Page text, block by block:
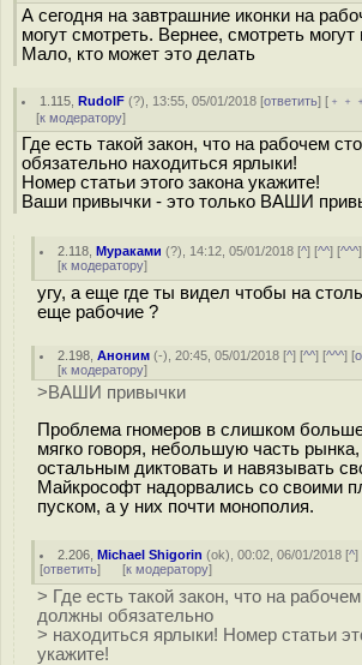
А сегодня на завтрашние иконки на
могут смотреть. Вернее, смотреть
Мало, кто может это делать
1.115 ,RudolF (?), 13:55, 05/01/2018 [ответить] [
[к модератору]
Где есть такой закон, что на рабочем
обязательно находиться ярлыки!
Номер статьи этого закона укажите!
Ваши привычки - это только ВАШИ
2.118 ,Мураками (?), 14:12, 05/01/2018 [^] [^^] [^^^
[к модератору]
угу, а еще где ты видел чтобы на
еще рабочие ?
2.198 ,Аноним (-), 20:45, 05/01/2018 [^] [^^] [^^^] [
[к модератору]
>ВАШИ привычки
Проблема гномеров в слишком
мягко говоря, небольшую часть
остальным диктовать и навязывать
Майкрософт надорвались со своими
пуском, а у них почти монополия.
2.206 ,Michael Shigorin (ok), 00:02, 06/01/2018 [^]
[ответить] [к модератору]
> Где есть такой закон, что на
должны обязательно
> находиться ярлыки! Номер статьи
укажите!